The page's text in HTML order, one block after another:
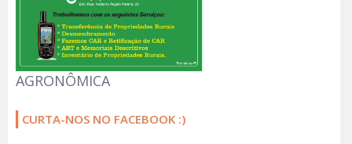
AGRONÔMICA
CURTA-NOS NO FACEBOOK :)